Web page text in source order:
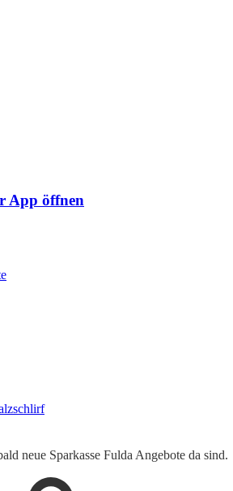
App öffnen
neue Sparkasse Fulda Angebote da sind.